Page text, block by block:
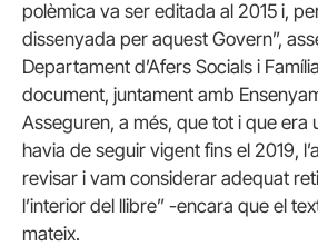
polèmica va ser editada al 2015 i,
dissenyada per aquest Govern”,
Departament d’Afers Socials i
document, juntament amb
Asseguren, a més, que tot i que era
havia de seguir vigent fins el 2019,
revisar i vam considerar adequat
l’interior del llibre” -encara que el
mateix.